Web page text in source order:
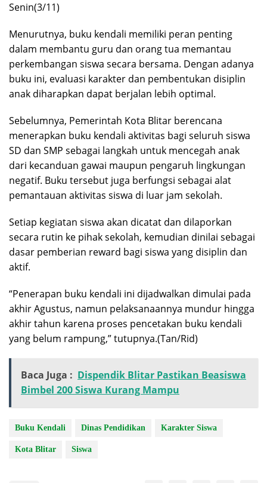
Senin(3/11)
Menurutnya, buku kendali memiliki peran penting
dalam membantu guru dan orang tua memantau
perkembangan siswa secara bersama. Dengan adanya
buku ini, evaluasi karakter dan pembentukan disiplin
anak diharapkan dapat berjalan lebih optimal.
Sebelumnya, Pemerintah Kota Blitar berencana
menerapkan buku kendali aktivitas bagi seluruh siswa
SD dan SMP sebagai langkah untuk mencegah anak
dari kecanduan gawai maupun pengaruh lingkungan
negatif. Buku tersebut juga berfungsi sebagai alat
pemantauan aktivitas siswa di luar jam sekolah.
Setiap kegiatan siswa akan dicatat dan dilaporkan
secara rutin ke pihak sekolah, kemudian dinilai sebagai
dasar pemberian reward bagi siswa yang disiplin dan
aktif.
“Penerapan buku kendali ini dijadwalkan dimulai pada
akhir Agustus, namun pelaksanaannya mundur hingga
akhir tahun karena proses pencetakan buku kendali
yang belum rampung,” tutupnya.(Tan/Rid)
Baca Juga : Dispendik Blitar Pastikan Beasiswa
Bimbel 200 Siswa Kurang Mampu
Buku Kendali Dinas Pendidikan Karakter Siswa
Kota Blitar Siswa